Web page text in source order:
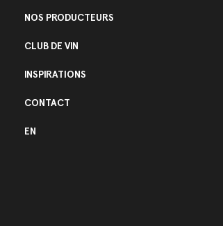
NOS PRODUCTEURS
CLUB DE VIN
INSPIRATIONS
CONTACT
EN